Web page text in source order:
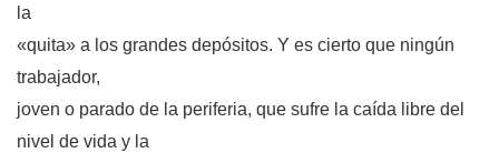
la
«quita» a los grandes depósitos. Y es cierto que ningún
trabajador,
joven o parado de la periferia, que sufre la caída libre del
nivel de vida y la